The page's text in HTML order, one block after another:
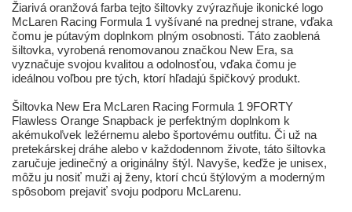
Žiarivá oranžová farba tejto šiltovky zvýrazňuje ikonické logo
McLaren Racing Formula 1 vyšívané na prednej strane, vďaka
čomu je pútavým doplnkom plným osobnosti. Táto zaoblená
šiltovka, vyrobená renomovanou značkou New Era, sa
vyznačuje svojou kvalitou a odolnosťou, vďaka čomu je
ideálnou voľbou pre tých, ktorí hľadajú špičkový produkt.
Šiltovka New Era McLaren Racing Formula 1 9FORTY
Flawless Orange Snapback je perfektným doplnkom k
akémukoľvek ležérnemu alebo športovému outfitu. Či už na
pretekárskej dráhe alebo v každodennom živote, táto šiltovka
zaručuje jedinečný a originálny štýl. Navyše, keďže je unisex,
môžu ju nosiť muži aj ženy, ktorí chcú štýlovým a moderným
spôsobom prejaviť svoju podporu McLarenu.